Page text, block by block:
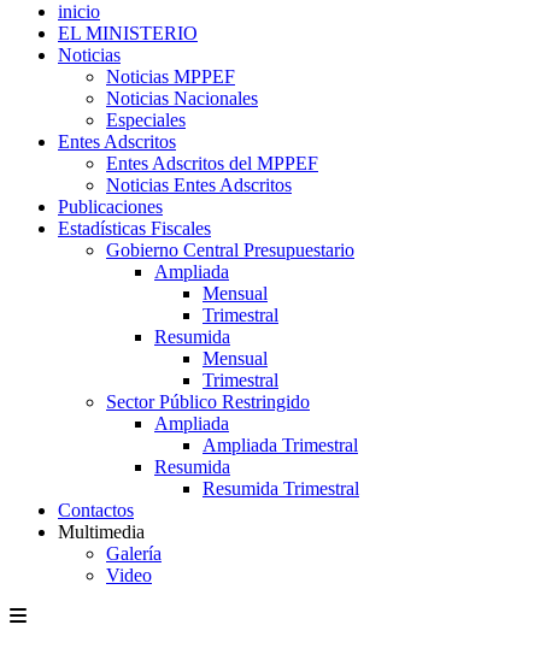
inicio
EL MINISTERIO
Noticias
Noticias MPPEF
Noticias Nacionales
Especiales
Entes Adscritos
Entes Adscritos del MPPEF
Noticias Entes Adscritos
Publicaciones
Estadísticas Fiscales
Gobierno Central Presupuestario
Ampliada
Mensual
Trimestral
Resumida
Mensual
Trimestral
Sector Público Restringido
Ampliada
Ampliada Trimestral
Resumida
Resumida Trimestral
Contactos
Multimedia
Galería
Video